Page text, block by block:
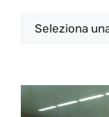
Categorie